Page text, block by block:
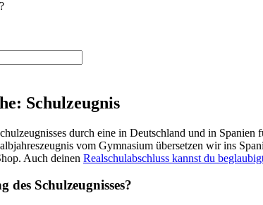
Schulzeugnis
durch eine in Deutschland und in
vom Gymnasium übersetzen wir ins
Auch deinen Realschulabschluss kannst du
Schulzeugnisses?